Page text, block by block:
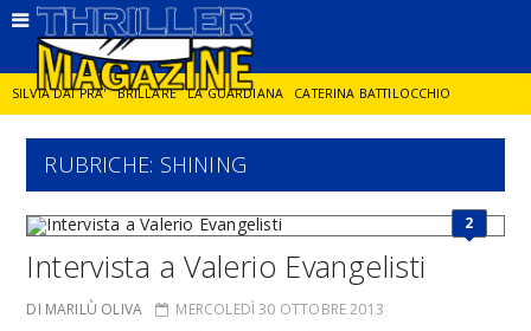
SILVIA DAI PRA' BRILLARE LA GUARDIANA CATERINA BATTILOCCHIO
JORGE DIAZ LA SPIA DELITTO IN CORNICE
RUBRICHE: SHINING
2
Intervista a Valerio Evangelisti
DI MARILÙ OLIVA MERCOLEDÌ 30 OTTOBRE 2013